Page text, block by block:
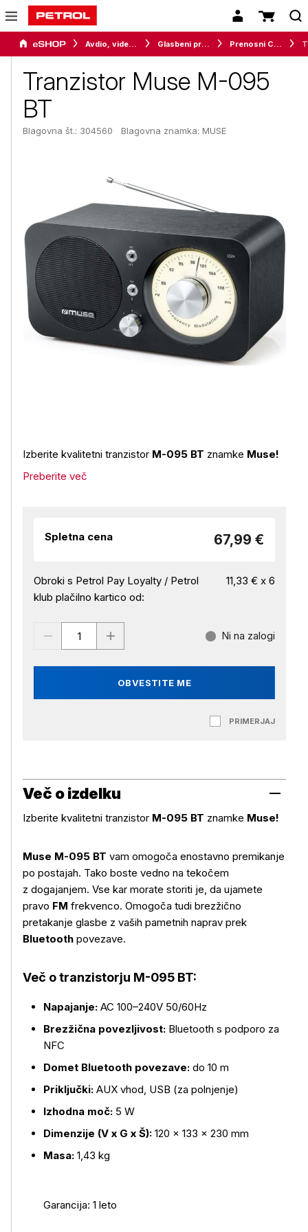
Avdio, video in telefonija Glasbeni predvajalniki Prenosni CD / radiokasetofoni
Tranzistor Muse M-095
BT
Blagovna št.: 304560 Blagovna znamka: MUSE
Izberite kvalitetni tranzistor M-095 BT znamke Muse!
Preberite več
Spletna cena 67,99 €
Obroki s Petrol Pay Loyalty / Petrol
klub plačilno kartico od:
11,33 € x 6
OBVESTITE ME
Ni na zalogi
PRIMERJAJ
Več o izdelku
Izberite kvalitetni tranzistor M-095 BT znamke Muse!
Muse M-095 BT vam omogoča enostavno premikanje
po postajah. Tako boste vedno na tekočem
z dogajanjem. Vse kar morate storiti je, da ujamete
pravo FM frekvenco. Omogoča tudi brezžično
pretakanje glasbe z vaših pametnih naprav prek
Bluetooth povezave.
Več o tranzistorju M-095 BT:
Napajanje: AC 100–240V 50/60Hz
Brezžična povezljivost: Bluetooth s podporo za
NFC
Domet Bluetooth povezave: do 10 m
Priključki: AUX vhod, USB (za polnjenje)
Izhodna moč: 5 W
Dimenzije (V x G x Š): 120 × 133 × 230 mm
Masa: 1,43 kg
Garancija: 1 leto